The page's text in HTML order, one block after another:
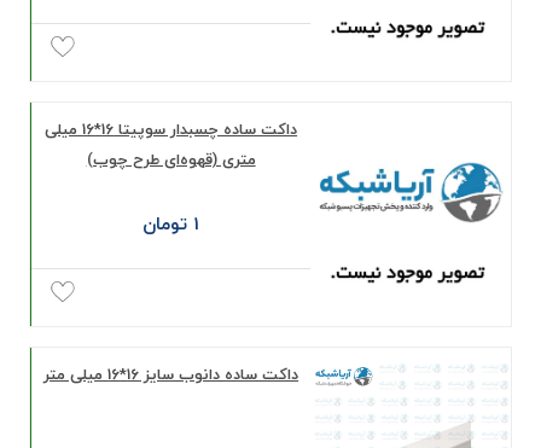
داکت ساده چسبدار سوپیتا 16*16 میلی‌
متری (قهوه‌ای طرح چوب)
1 تومان
داکت ساده دانوب سایز 16*16 میلی‌ متر